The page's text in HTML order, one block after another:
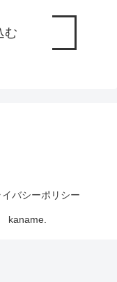
む
イバシーポリシー
kaname.